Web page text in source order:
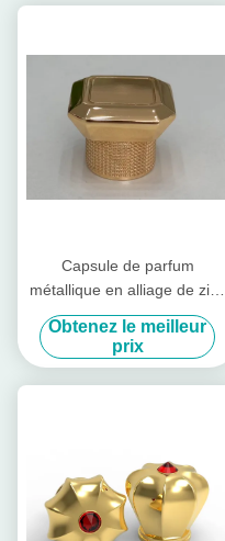
Capsule de parfum
métallique en alliage de zinc
irrégulier simple avec
capsule de parfum
métallique personnalisée
Obtenez le meilleur
prix